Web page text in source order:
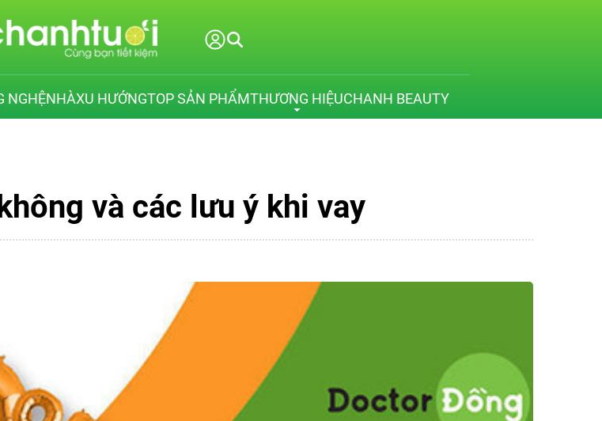
NGHỆNHÀXU HƯỚNGTOP SẢN PHẨMTHƯƠNG HIỆUCHANH BEAUTY
và các lưu ý khi vay